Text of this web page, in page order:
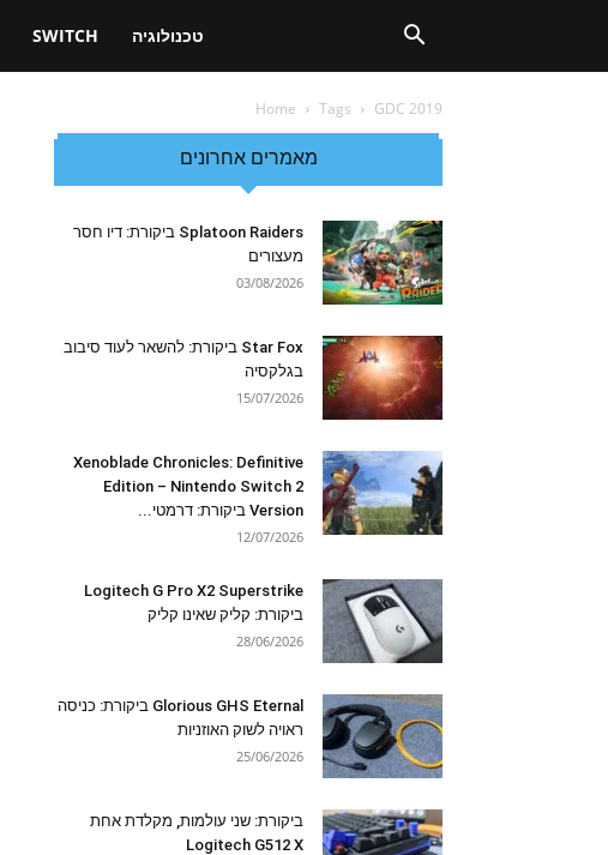
SWITCH טכנולוגיה
Home Tags GDC 2019
מאמרים אחרונים
Splatoon Raiders ביקורת: דיו חסר
מעצורים
03/08/2026
Star Fox ביקורת: להשאר לעוד סיבוב
בגלקסיה
15/07/2026
Xenoblade Chronicles: Definitive
Edition – Nintendo Switch 2
Version ביקורת: דרמטי...
12/07/2026
Logitech G Pro X2 Superstrike
ביקורת: קליק שאינו קליק
28/06/2026
Glorious GHS Eternal ביקורת: כניסה
ראויה לשוק האוזניות
25/06/2026
ביקורת: שני עולמות, מקלדת אחת
Logitech G512 X